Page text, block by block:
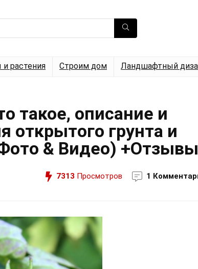
растения Строим дом Ландшафтный
такое, описание и
открытого грунта и
& Видео) +Отзывы
7313 Просмотров 1